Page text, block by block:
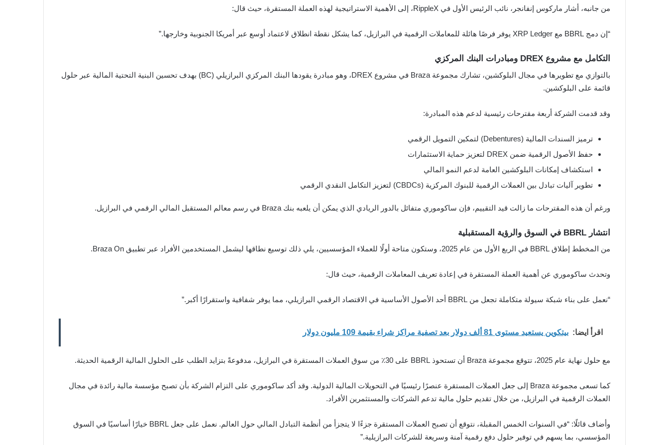
من جانبه، أشار ماركوس إنفانجر، نائب الرئيس الأول في RippleX، إلى الأهمية الاستراتيجية لهذه العملة المستقرة، حيث قال:
“إن دمج BBRL مع XRP Ledger يوفر فرصًا هائلة للمعاملات الرقمية في البرازيل، كما يشكل نقطة انطلاق لاعتماد أوسع عبر أمريكا الجنوبية وخارجها.”
التكامل مع مشروع DREX ومبادرات البنك المركزي
بالتوازي مع تطويرها في مجال البلوكشين، تشارك مجموعة Braza في مشروع DREX، وهو مبادرة يقودها البنك المركزي البرازيلي (BC) بهدف تحسين البنية التحتية المالية عبر حلول
قائمة على البلوكشين.
وقد قدمت الشركة أربعة مقترحات رئيسية لدعم هذه المبادرة:
ترميز السندات المالية (Debentures) لتمكين التمويل الرقمي
حفظ الأصول الرقمية ضمن DREX لتعزيز حماية الاستثمارات
استكشاف إمكانات البلوكشين العامة لدعم النمو المالي
تطوير آليات تبادل بين العملات الرقمية للبنوك المركزية (CBDCs) لتعزيز التكامل النقدي الرقمي
ورغم أن هذه المقترحات ما زالت قيد التقييم، فإن ساكوموري متفائل بالدور الريادي الذي يمكن أن يلعبه بنك Braza في رسم معالم المستقبل المالي الرقمي في البرازيل.
انتشار BBRL في السوق والرؤية المستقبلية
من المخطط إطلاق BBRL في الربع الأول من عام 2025، وستكون متاحة أولًا للعملاء المؤسسيين، يلي ذلك توسيع نطاقها ليشمل المستخدمين الأفراد عبر تطبيق Braza On.
وتحدث ساكوموري عن أهمية العملة المستقرة في إعادة تعريف المعاملات الرقمية، حيث قال:
“نعمل على بناء شبكة سيولة متكاملة تجعل من BBRL أحد الأصول الأساسية في الاقتصاد الرقمي البرازيلي، مما يوفر شفافية واستقرارًا أكبر.”
اقرأ ايضا: بيتكوين يستعيد مستوى 81 ألف دولار بعد تصفية مراكز شراء بقيمة 109 مليون دولار
مع حلول نهاية عام 2025، تتوقع مجموعة Braza أن تستحوذ BBRL على 30٪ من سوق العملات المستقرة في البرازيل، مدفوعةً بتزايد الطلب على الحلول المالية الرقمية الحديثة.
كما تسعى مجموعة Braza إلى جعل العملات المستقرة عنصرًا رئيسيًا في التحويلات المالية الدولية. وقد أكد ساكوموري على التزام الشركة بأن تصبح مؤسسة مالية رائدة في مجال
العملات الرقمية في البرازيل، من خلال تقديم حلول مالية تدعم الشركات والمستثمرين الأفراد.
وأضاف قائلًا: “في السنوات الخمس المقبلة، نتوقع أن تصبح العملات المستقرة جزءًا لا يتجزأ من أنظمة التبادل المالي حول العالم. نعمل على جعل BBRL خيارًا أساسيًا في السوق
المؤسسي، بما يسهم في توفير حلول دفع رقمية آمنة وسريعة للشركات البرازيلية.”